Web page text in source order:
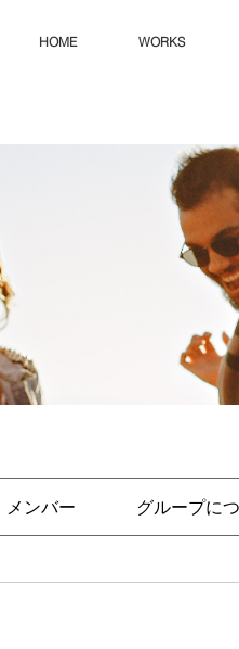
HOME WORKS
メンバー グループに